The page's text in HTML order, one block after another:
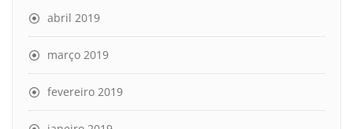
abril 2019
março 2019
fevereiro 2019